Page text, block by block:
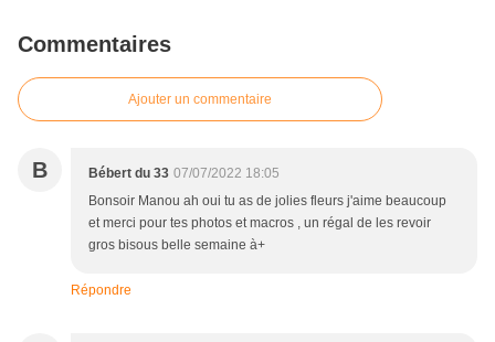
Commentaires
Ajouter un commentaire
B Bébert du 33 07/07/2022 18:05
Bonsoir Manou ah oui tu as de jolies fleurs j'aime beaucoup
et merci pour tes photos et macros , un régal de les revoir
gros bisous belle semaine à+
Répondre